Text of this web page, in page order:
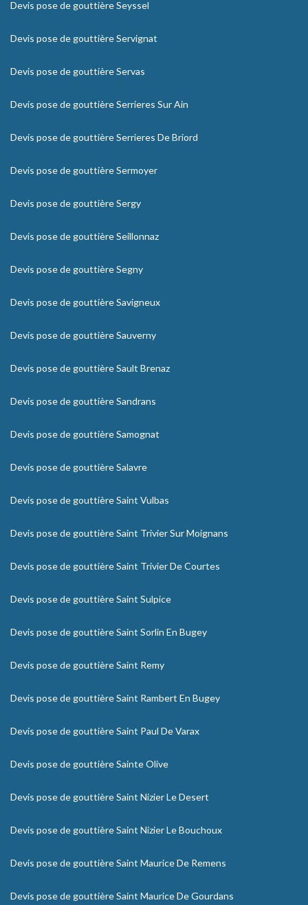
Devis pose de gouttière Seyssel
Devis pose de gouttière Servignat
Devis pose de gouttière Servas
Devis pose de gouttière Serrieres Sur Ain
Devis pose de gouttière Serrieres De Briord
Devis pose de gouttière Sermoyer
Devis pose de gouttière Sergy
Devis pose de gouttière Seillonnaz
Devis pose de gouttière Segny
Devis pose de gouttière Savigneux
Devis pose de gouttière Sauverny
Devis pose de gouttière Sault Brenaz
Devis pose de gouttière Sandrans
Devis pose de gouttière Samognat
Devis pose de gouttière Salavre
Devis pose de gouttière Saint Vulbas
Devis pose de gouttière Saint Trivier Sur Moignans
Devis pose de gouttière Saint Trivier De Courtes
Devis pose de gouttière Saint Sulpice
Devis pose de gouttière Saint Sorlin En Bugey
Devis pose de gouttière Saint Remy
Devis pose de gouttière Saint Rambert En Bugey
Devis pose de gouttière Saint Paul De Varax
Devis pose de gouttière Sainte Olive
Devis pose de gouttière Saint Nizier Le Desert
Devis pose de gouttière Saint Nizier Le Bouchoux
Devis pose de gouttière Saint Maurice De Remens
Devis pose de gouttière Saint Maurice De Gourdans